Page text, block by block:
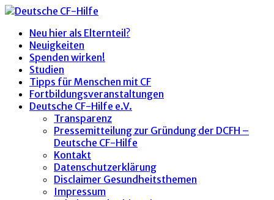
Neu hier als Elternteil?
Neuigkeiten
Spenden wirken!
Studien
Tipps für Menschen mit CF
Fortbildungsveranstaltungen
Deutsche CF-Hilfe e.V.
Transparenz
Pressemitteilung zur Gründung der DCFH –
Deutsche CF-Hilfe
Kontakt
Datenschutzerklärung
Disclaimer Gesundheitsthemen
Impressum